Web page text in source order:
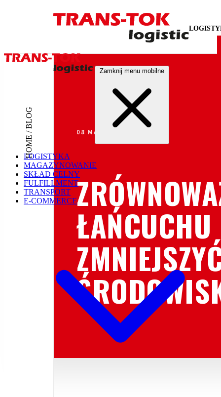
Zamknij menu mobilne
LOGISTYKA
MAGAZYNOWANIE
SKŁAD CELNY
FULFILLMENT
TRANSPORT
E-COMMERCE
HOME / BLOG 08 MARCA 2024